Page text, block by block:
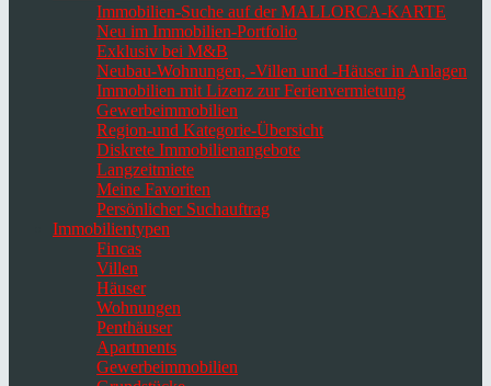
Immobilien-Suche auf der MALLORCA-KARTE
Neu im Immobilien-Portfolio
Exklusiv bei M&B
Neubau-Wohnungen, -Villen und -Häuser in Anlagen
Immobilien mit Lizenz zur Ferienvermietung
Gewerbeimmobilien
Region-und Kategorie-Übersicht
Diskrete Immobilienangebote
Langzeitmiete
Meine Favoriten
Persönlicher Suchauftrag
Immobilientypen
Fincas
Villen
Häuser
Wohnungen
Penthäuser
Apartments
Gewerbeimmobilien